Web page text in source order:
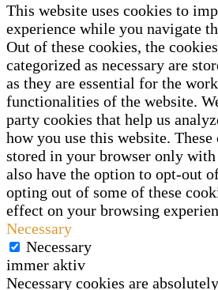
This website uses cookies to
experience while you navigate
Out of these cookies, the
categorized as necessary are
as they are essential for the
functionalities of the website.
party cookies that help us
how you use this website.
stored in your browser only with
also have the option to opt-out
opting out of some of these
effect on your browsing
Necessary
Necessary
immer aktiv
Necessary cookies are